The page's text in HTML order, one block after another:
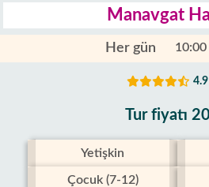
Manavgat
Her gün
4.9
Tur fiyatı
Yetişkin
Çocuk (7-12)